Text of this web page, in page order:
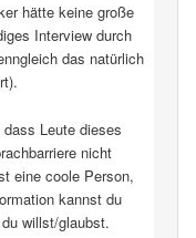
hätte keine große
Interview durch
das natürlich
Leute dieses
nicht
eine coole Person,
kannst du
willst/glaubst.